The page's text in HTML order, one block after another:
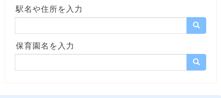
駅名や住所を入力
保育園名を入力